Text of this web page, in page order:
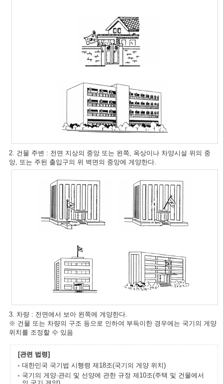
2. 건물 주변 : 전면 지상의 중앙 또는 왼쪽, 옥상이나 차양시설 위의 중
앙, 또는 주된 출입구의 위 벽면의 중앙에 게양한다.
3. 차량 : 전면에서 보아 왼쪽에 게양한다.
※ 건물 또는 차량의 구조 등으로 인하여 부득이한 경우에는 국기의 게양
위치를 조정할 수 있음
[관련 법령]
대한민국 국기법 시행령 제18조(국기의 게양 위치)
국기의 게양·관리 및 선양에 관한 규정 제10조(주택 및 건물에서